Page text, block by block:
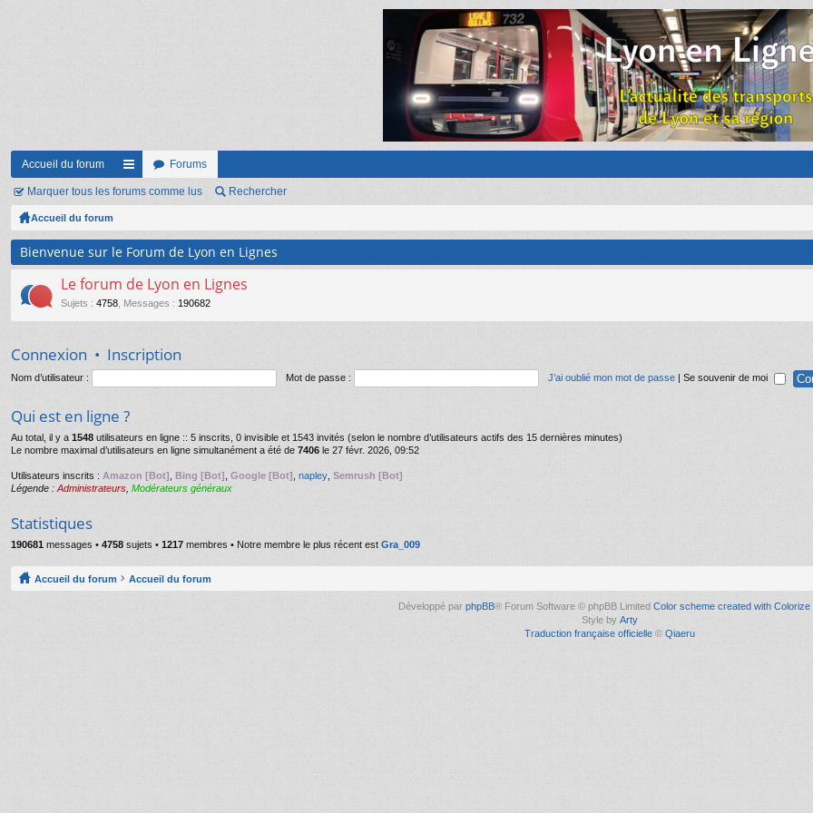
Accueil du forum
ac
ur
ci
s
Forums
Marquer tous les forums comme lus Rechercher
Accueil du forum
Bienvenue sur le Forum de Lyon en Lignes
Le forum de Lyon en Lignes
Sujets : 4758 Messages : 190682
Connexion • Inscription
Nom d’utilisateur : Mot de passe : J’ai oublié mon mot de passe | Se souvenir de moi
Qui est en ligne ?
Au total, il y a 1548 utilisateurs en ligne :: 5 inscrits, 0 invisible et 1543 invités (selon le nombre d’utilisateurs actifs des 15 dernières minutes)
Le nombre maximal d’utilisateurs en ligne simultanément a été de 7406 le 27 févr. 2026, 09:52
Utilisateurs inscrits : Amazon [Bot] Bing [Bot] Google [Bot] napley Semrush [Bot]
Légende : Administrateurs Modérateurs généraux
Statistiques
190681 messages • 4758 sujets • 1217 membres • Notre membre le plus récent est Gra_009
Accueil du forum Accueil du forum
Développé par phpBB® Forum Software © phpBB Limited Color scheme created with Colorize
Style by Arty
Traduction française officielle © Qiaeru